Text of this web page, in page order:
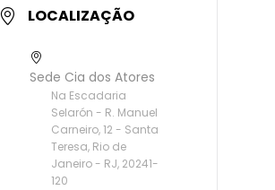
LOCALIZAÇÃO
Sede Cia dos Atores
Na Escadaria
Selarón - R. Manuel
Carneiro, 12 - Santa
Teresa, Rio de
Janeiro - RJ, 20241-
120